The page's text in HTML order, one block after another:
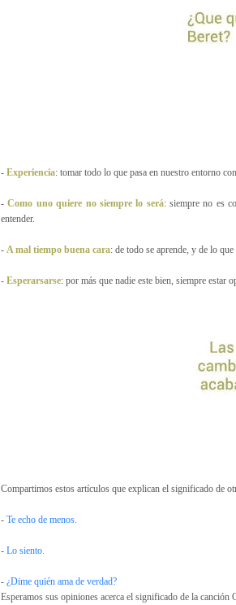
- Experiencia: tomar todo lo que pasa en nuestro entorno
-Como uno quiere no siempre lo será: siempre no es
entender.
- A mal tiempo buena cara: de todo se aprende, y de lo que
- Esperarsarse: por más que nadie este bien, siempre estar
Compartimos estos artículos que explican el significado de
- Te echo de menos.
- Lo siento.
- ¿Dime quién ama de verdad?
Esperamos sus opiniones acerca el significado de la canción